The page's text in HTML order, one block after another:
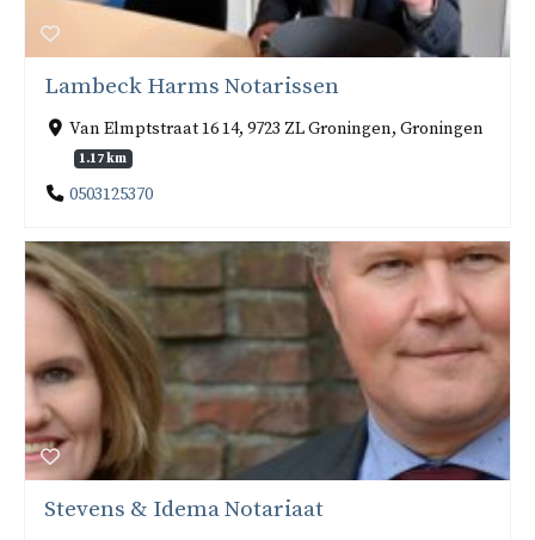
Lambeck Harms Notarissen
Van Elmptstraat 16 14, 9723 ZL Groningen, Groningen
1.17 km
0503125370
Stevens & Idema Notariaat